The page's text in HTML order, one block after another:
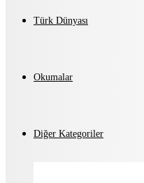
Türk Dünyası
Okumalar
Diğer Kategoriler